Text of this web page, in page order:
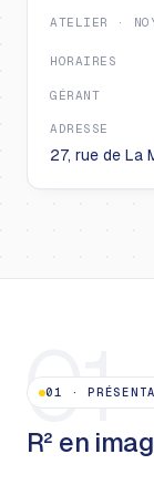
ATELIER ·
HORAIRES
GÉRANT
ADRESSE
27, rue de La
01
01 ·
R² en